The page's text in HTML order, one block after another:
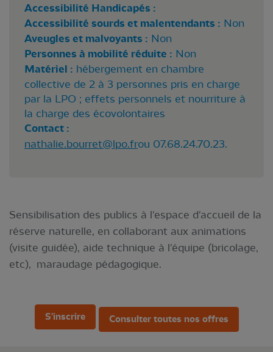
Accessibilité Handicapés :
Accessibilité sourds et malentendants : Non
Aveugles et malvoyants : Non
Personnes à mobilité réduite : Non
Matériel : hébergement en chambre
collective de 2 à 3 personnes pris en charge
par la LPO ; effets personnels et nourriture à
la charge des écovolontaires
Contact :
nathalie.bourret@lpo.frou 07.68.24.70.23.
Sensibilisation des publics à l'espace d'accueil de la
réserve naturelle, en collaborant aux animations
(visite guidée), aide technique à l'équipe (bricolage,
etc), maraudage pédagogique.
S'inscrire Consulter toutes nos offres